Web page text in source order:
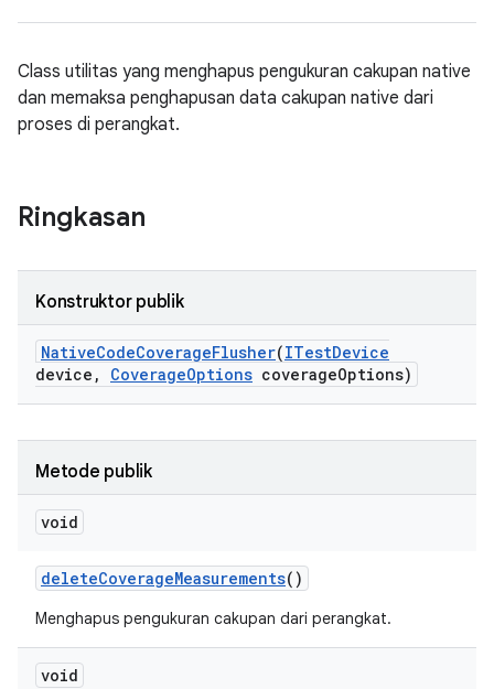
Class utilitas yang menghapus pengukuran cakupan native
dan memaksa penghapusan data cakupan native dari
proses di perangkat.
Ringkasan
Konstruktor publik
NativeCodeCoverageFlusher(ITestDevice
device , CoverageOptions coverageOptions)
Metode publik
void
deleteCoverageMeasurements()
Menghapus pengukuran cakupan dari perangkat.
void